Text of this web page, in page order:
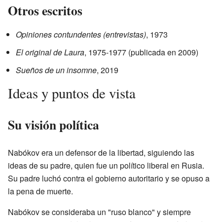
Otros escritos
Opiniones contundentes (entrevistas), 1973
El original de Laura, 1975-1977 (publicada en 2009)
Sueños de un insomne, 2019
Ideas y puntos de vista
Su visión política
Nabókov era un defensor de la libertad, siguiendo las
ideas de su padre, quien fue un político liberal en Rusia.
Su padre luchó contra el gobierno autoritario y se opuso a
la pena de muerte.
Nabókov se consideraba un "ruso blanco" y siempre